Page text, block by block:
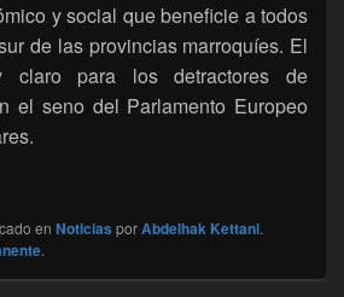
y social que beneficie a todos
de las provincias marroquíes. El
claro para los detractores de
el seno del Parlamento Europeo
en Noticias porAbdelhak Kettani.
.